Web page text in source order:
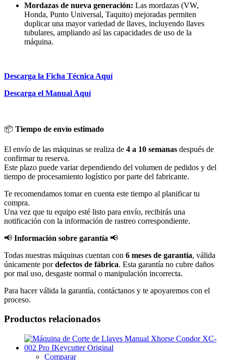
Mordazas de nueva generación: Las mordazas (VW,
Honda, Punto Universal, Taquito) mejoradas permiten
duplicar una mayor variedad de llaves, incluyendo llaves
tubulares, ampliando así las capacidades de uso de la
máquina.
Descarga la Ficha Técnica Aquí
Descarga el Manual Aquí
📦 Tiempo de envío estimado
El envío de las máquinas se realiza de 4 a 10 semanas después de
confirmar tu reserva.
Este plazo puede variar dependiendo del volumen de pedidos y del
tiempo de procesamiento logístico por parte del fabricante.
Te recomendamos tomar en cuenta este tiempo al planificar tu
compra.
Una vez que tu equipo esté listo para envío, recibirás una
notificación con la información de rastreo correspondiente.
📢 Información sobre garantía 📢
Todas nuestras máquinas cuentan con 6 meses de garantía, válida
únicamente pordefectos de fábrica. Esta garantía no cubre daños
por mal uso, desgaste normal o manipulación incorrecta.
Para hacer válida la garantía, contáctanos y te apoyaremos con el
proceso.
Productos relacionados
Comparar